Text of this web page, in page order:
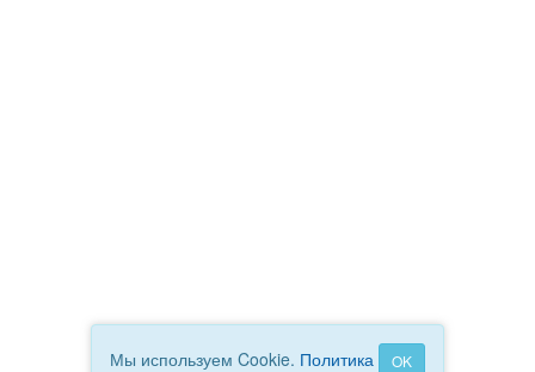
Мы используем Cookie. Политика OK